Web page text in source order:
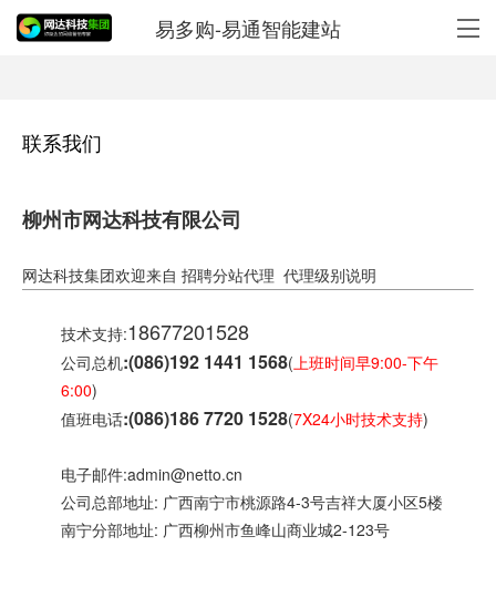
易多购-易通智能建站
联系我们
柳州市网达科技有限公司
网达科技集团欢迎来自 招聘分站代理 代理级别说明
技术支持:18677201528
公司总机:(086)192 1441 1568(上班时间早9:00-下午
6:00)
值班电话:(086)186 7720 1528(7X24小时技术支持)
电子邮件:admin@netto.cn
公司总部地址: 广西南宁市桃源路4-3号吉祥大厦小区5楼
南宁分部地址: 广西柳州市鱼峰山商业城2-123号